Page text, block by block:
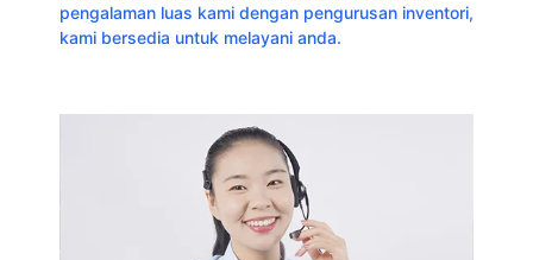
pengalaman luas kami dengan pengurusan inventori,
kami bersedia untuk melayani anda.